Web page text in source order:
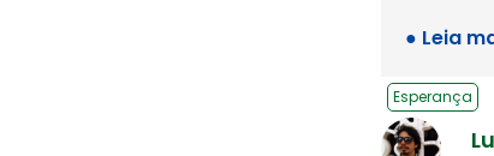
● Leia
Esperança